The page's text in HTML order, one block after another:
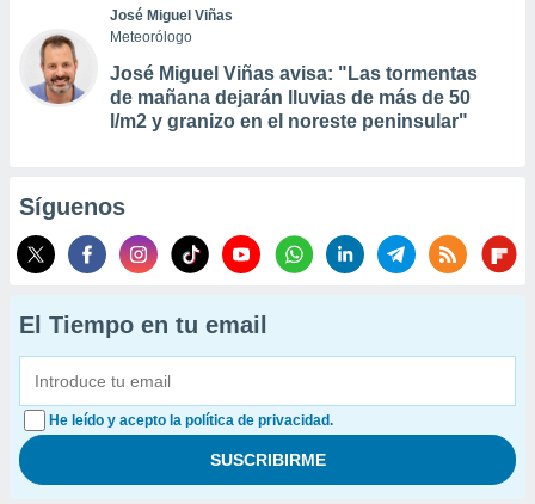
José Miguel Viñas
Meteorólogo
José Miguel Viñas avisa: "Las tormentas
de mañana dejarán lluvias de más de 50
l/m2 y granizo en el noreste peninsular"
Síguenos
El Tiempo en tu email
He leído y acepto la política de privacidad.